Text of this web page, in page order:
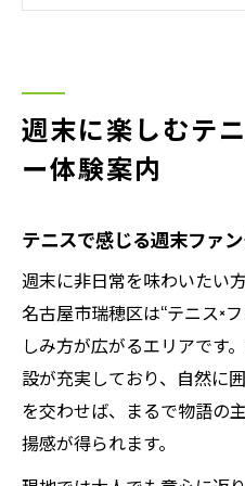
ト紹介
日常を離れて味わう大
仕事疲れを癒すテ
テニスで日常をリ
ファンタジー気分
間
テニスで新しい自
テニス観戦後に訪れ
週末に楽しむテ
ー体験案内
テニスで感じる週末ファ
週末に非日常を味わいたい
名古屋市瑞穂区は“テニス×
しみ方が広がるエリアです
設が充実しており、自然に
を交わせば、まるで物語の
揚感が得られます。